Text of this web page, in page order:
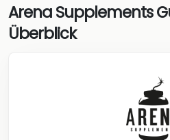
Arena Supplements
Überblick